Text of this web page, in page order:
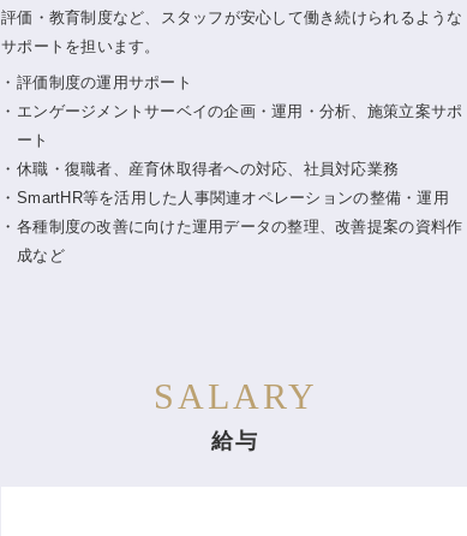
評価・教育制度など、スタッフが安心して働き続けられるような
サポートを担います。
評価制度の運用サポート
エンゲージメントサーベイの企画・運用・分析、施策立案サポ
ート
休職・復職者、産育休取得者への対応、社員対応業務
SmartHR等を活用した人事関連オペレーションの整備・運用
各種制度の改善に向けた運用データの整理、改善提案の資料作
成など
SALARY
給与